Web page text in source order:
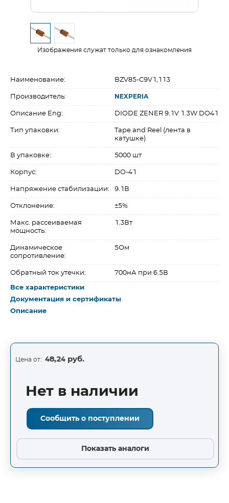
Изображения служат только для ознакомления
Наименование: BZV85-C9V1,113
Производитель: NEXPERIA
Описание Eng: DIODE ZENER 9.1V 1.3W DO41
Тип упаковки:
Tape and Reel (лента в
катушке)
В упаковке: 5000 шт
Корпус: DO-41
Напряжение стабилизации: 9.1В
Отклонение: ±5%
Макс. рассеиваемая
мощность:
1.3Вт
Динамическое
сопротивление:
5Ом
Обратный ток утечки: 700нА при 6.5В
Все характеристики
Документация и сертификаты
Описание
Цена от: 48,24 руб.
Нет в наличии
Сообщить о поступлении
Показать аналоги